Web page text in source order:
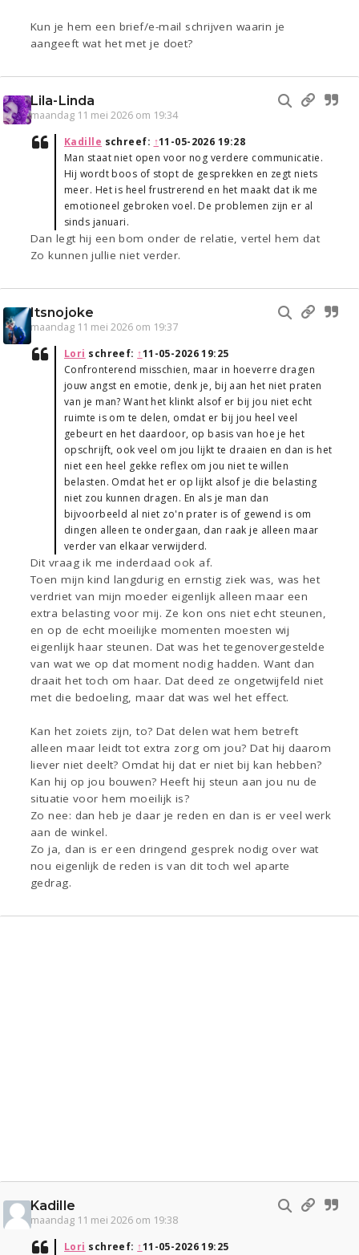
Kun je hem een brief/e-mail schrijven waarin je
aangeeft wat het met je doet?
Lila-Linda
maandag 11 mei 2026 om 19:34
Kadille schreef: ↑11-05-2026 19:28
Man staat niet open voor nog verdere communicatie.
Hij wordt boos of stopt de gesprekken en zegt niets
meer. Het is heel frustrerend en het maakt dat ik me
emotioneel gebroken voel. De problemen zijn er al
sinds januari.
Dan legt hij een bom onder de relatie, vertel hem dat
Zo kunnen jullie niet verder.
Itsnojoke
maandag 11 mei 2026 om 19:37
Lori schreef: ↑11-05-2026 19:25
Confronterend misschien, maar in hoeverre dragen
jouw angst en emotie, denk je, bij aan het niet praten
van je man? Want het klinkt alsof er bij jou niet echt
ruimte is om te delen, omdat er bij jou heel veel
gebeurt en het daardoor, op basis van hoe je het
opschrijft, ook veel om jou lijkt te draaien en dan is het
niet een heel gekke reflex om jou niet te willen
belasten. Omdat het er op lijkt alsof je die belasting
niet zou kunnen dragen. En als je man dan
bijvoorbeeld al niet zo'n prater is of gewend is om
dingen alleen te ondergaan, dan raak je alleen maar
verder van elkaar verwijderd.
Dit vraag ik me inderdaad ook af.
Toen mijn kind langdurig en ernstig ziek was, was het
verdriet van mijn moeder eigenlijk alleen maar een
extra belasting voor mij. Ze kon ons niet echt steunen,
en op de echt moeilijke momenten moesten wij
eigenlijk haar steunen. Dat was het tegenovergestelde
van wat we op dat moment nodig hadden. Want dan
draait het toch om haar. Dat deed ze ongetwijfeld niet
met die bedoeling, maar dat was wel het effect.
Kan het zoiets zijn, to? Dat delen wat hem betreft
alleen maar leidt tot extra zorg om jou? Dat hij daarom
liever niet deelt? Omdat hij dat er niet bij kan hebben?
Kan hij op jou bouwen? Heeft hij steun aan jou nu de
situatie voor hem moeilijk is?
Zo nee: dan heb je daar je reden en dan is er veel werk
aan de winkel.
Zo ja, dan is er een dringend gesprek nodig over wat
nou eigenlijk de reden is van dit toch wel aparte
gedrag.
Kadille
maandag 11 mei 2026 om 19:38
Lori schreef: ↑11-05-2026 19:25